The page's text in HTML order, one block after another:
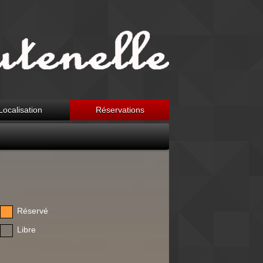
Réservations
Réservé
Libre